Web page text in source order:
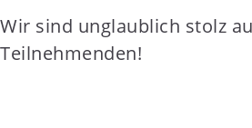
Wir sind unglaublich stolz
Teilnehmenden!